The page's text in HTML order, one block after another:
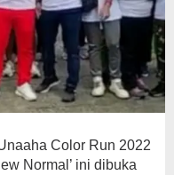
Color Run 2022
Normal’ ini dibuka